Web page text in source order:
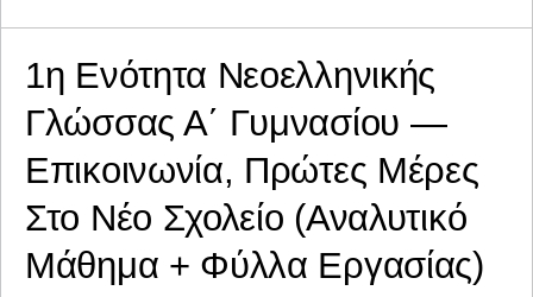
1η Ενότητα Νεοελληνικής
Γλώσσας Α΄ Γυμνασίου —
Επικοινωνία, Πρώτες Μέρες
Στο Νέο Σχολείο (Αναλυτικό
Μάθημα + Φύλλα Εργασίας)